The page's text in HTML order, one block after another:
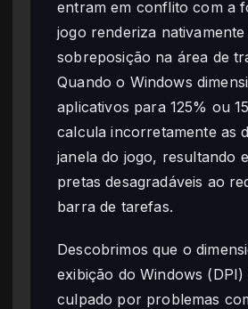
entram em conflito com a
jogo renderiza nativamente
sobreposição na área de
Quando o Windows
aplicativos para 125% ou
calcula incorretamente as
janela do jogo, resultando
pretas desagradáveis ao
barra de tarefas.
Descobrimos que o
exibição do Windows
culpado por problemas